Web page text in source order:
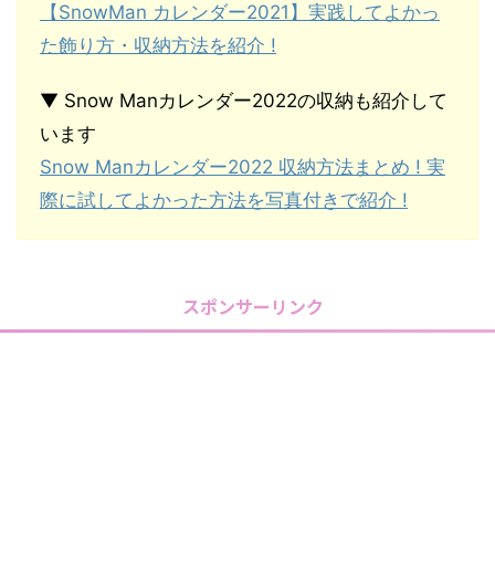
【SnowMan カレンダー2021】実践してよかっ
た飾り方・収納方法を紹介 !
▼ Snow Manカレンダー2022の収納も紹介して
います
Snow Manカレンダー2022 収納方法まとめ ! 実
際に試してよかった方法を写真付きで紹介 !
スポンサーリンク